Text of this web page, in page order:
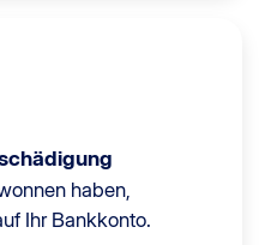
haben,
Ihr Bankkonto.